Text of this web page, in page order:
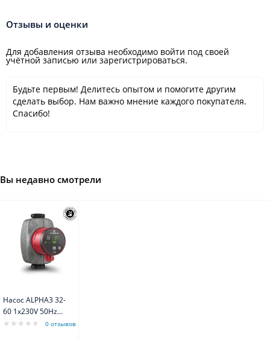
Отзывы и оценки
Для добавления отзыва необходимо войти под своей
учётной записью или зарегистрироваться.
Будьте первым! Делитесь опытом и помогите другим
сделать выбор. Нам важно мнение каждого покупателя.
Спасибо!
Вы недавно смотрели
Насос ALPHA3 32-
60 1x230V 50Hz
Grundfos
0 отзывов